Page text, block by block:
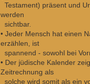
Testament) präsent und
werden
sichtbar.
• Jeder Mensch hat einen
erzählen, ist
spannend - sowohl bei
• Der jüdische Kalender
Zeitrechnung als
solche wird somit als ein